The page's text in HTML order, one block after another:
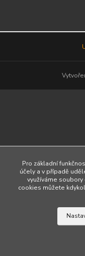
Pro základní
účely a v případě
využíváme
cookies můžete